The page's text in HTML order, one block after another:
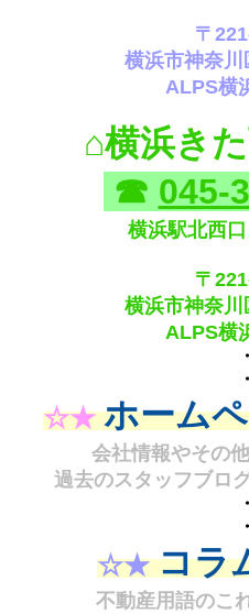
〒
横浜市神奈
ALPS横
⌂横浜き
☎ 045-
横浜駅北西
〒
横浜市神奈
ALPS横
・
・
☆★ ホーム
会社情報やその
過去のスタッフブロ
・
・
☆★ コラ
不動産用語のこ